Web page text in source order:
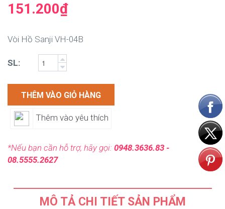
151.200₫
Vòi Hồ Sanji VH-04B
SL:
THÊM VÀO GIỎ HÀNG
Thêm vào yêu thích
*Nếu bạn cần hỗ trợ, hãy gọi: 0948.3636.83 -
08.5555.2627
MÔ TẢ CHI TIẾT SẢN PHẨM